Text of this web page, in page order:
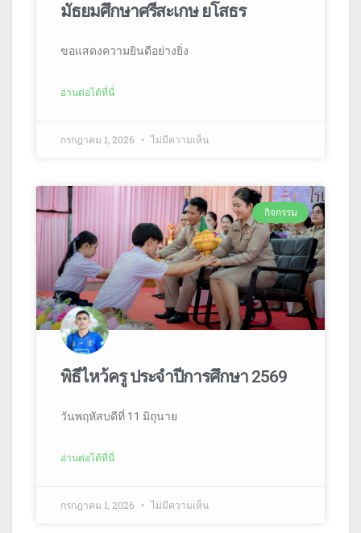
มัธยมศึกษาศรีสะเกษ ยโสธร
ขอแสดงความยินดีอย่างยิ่ง
อ่านต่อได้ที่นี่
กรกฎาคม 1, 2026 ไม่มีความเห็น
กิจกรรม
พิธีไหว้ครู ประจำปีการศึกษา 2569
วันพฤหัสบดีที่ 11 มิถุนาย
อ่านต่อได้ที่นี่
กรกฎาคม 1, 2026 ไม่มีความเห็น